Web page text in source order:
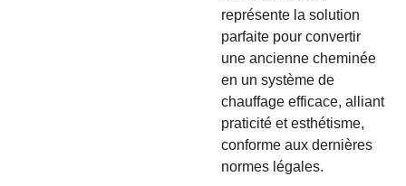
représente la solution
parfaite pour convertir
une ancienne cheminée
en un système de
chauffage efficace, alliant
praticité et esthétisme,
conforme aux dernières
normes légales.